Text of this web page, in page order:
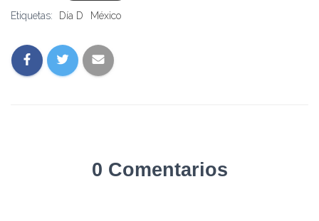
Etiquetas: Día D México
0 Comentarios